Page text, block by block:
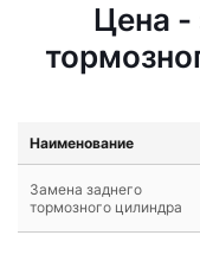
Цена -
Наименование
Замена заднего
тормозного цилиндра